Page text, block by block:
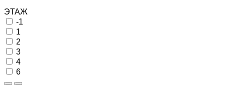
ЭТАЖ
-1
1
2
3
4
6